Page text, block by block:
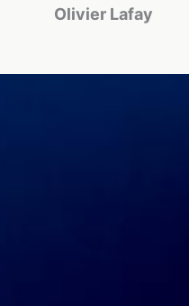
Olivier Lafay
Un